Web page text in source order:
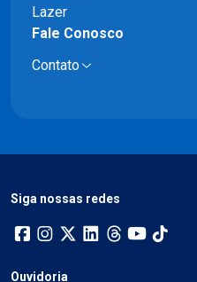
Lazer
Fale Conosco
Contato
Siga nossas redes
Ouvidoria